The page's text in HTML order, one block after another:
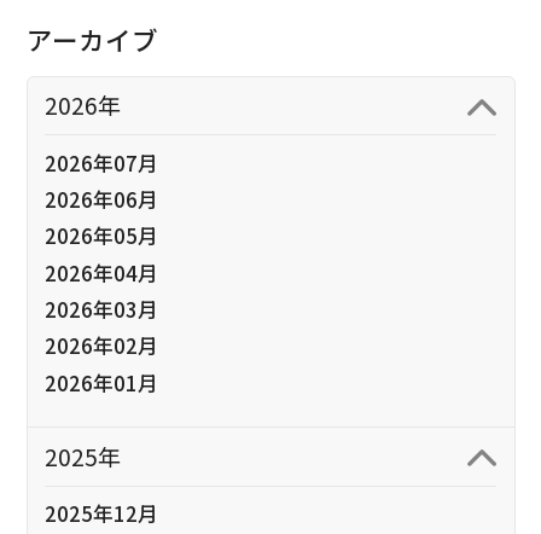
アーカイブ
2026年
2026年07月
2026年06月
2026年05月
2026年04月
2026年03月
2026年02月
2026年01月
2025年
2025年12月